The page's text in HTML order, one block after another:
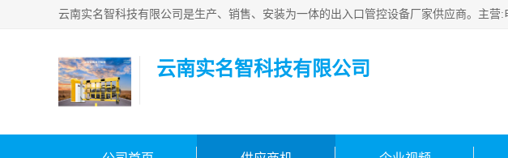
云南实名智科技有限公司